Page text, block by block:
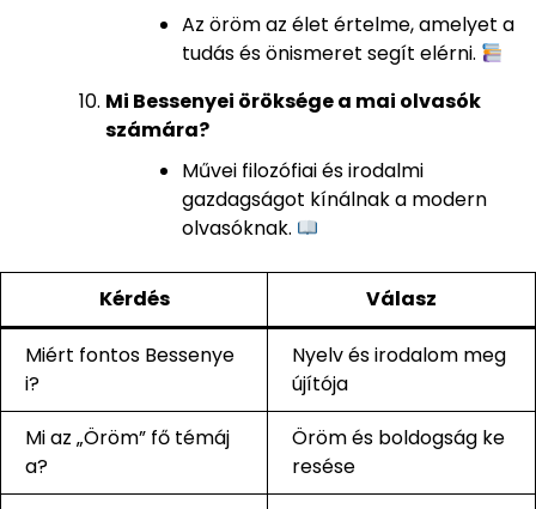
Az öröm az élet értelme, amelyet a
tudás és önismeret segít elérni.
Mi Bessenyei öröksége a mai olvasók
számára?
Művei filozófiai és irodalmi
gazdagságot kínálnak a modern
olvasóknak.
Kérdés Válasz
Miért fontos Bessenye
i?
Nyelv és irodalom meg
újítója
Mi az „Öröm” fő témáj
a?
Öröm és boldogság ke
resése